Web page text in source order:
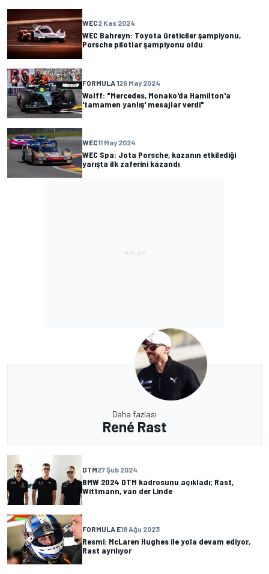
WEC2 Kas 2024
WEC Bahreyn: Toyota üreticiler şampiyonu,
Porsche pilotlar şampiyonu oldu
FORMULA 126 May 2024
Wolff: "Mercedes, Monako'da Hamilton'a
'tamamen yanlış' mesajlar verdi"
WEC11 May 2024
WEC Spa: Jota Porsche, kazanın etkilediği
yarışta ilk zaferini kazandı
Daha fazlası
René Rast
DTM27 Şub 2024
BMW 2024 DTM kadrosunu açıkladı; Rast,
Wittmann, van der Linde
FORMULA E18 Ağu 2023
Resmi: McLaren Hughes ile yola devam ediyor,
Rast ayrılıyor